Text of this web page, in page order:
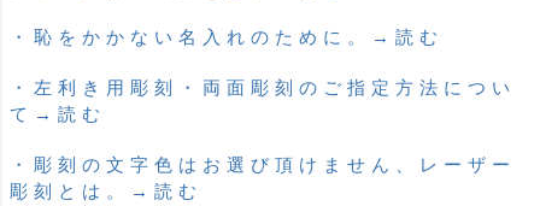
・恥をかかない名入れのために。→読む
・左利き用彫刻・両面彫刻のご指定方法につい
て→読む
・彫刻の文字色はお選び頂けません、レーザー
彫刻とは。→読む